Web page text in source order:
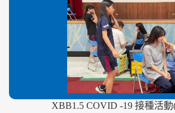
XBB1.5 COVID -19 接種活